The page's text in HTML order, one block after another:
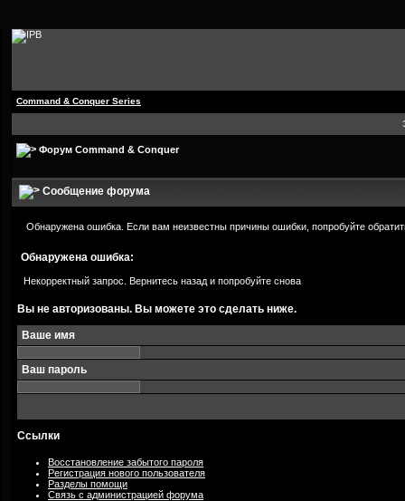
Command & Conquer Series
Форум Command & Conquer
Сообщение форума
Обнаружена ошибка. Если вам неизвестны причины ошибки, попробуйте
Обнаружена ошибка:
Некорректный запрос. Вернитесь назад и попробуйте снова
Вы не авторизованы. Вы можете это сделать ниже.
Ваше имя
Ваш пароль
Ссылки
Восстановление забытого пароля
Регистрация нового пользователя
Разделы помощи
Связь с администрацией форума